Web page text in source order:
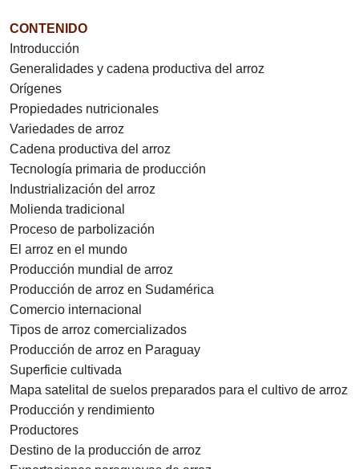
CONTENIDO
Introducción
Generalidades y cadena productiva del arroz
Orígenes
Propiedades nutricionales
Variedades de arroz
Cadena productiva del arroz
Tecnología primaria de producción
Industrialización del arroz
Molienda tradicional
Proceso de parbolización
El arroz en el mundo
Producción mundial de arroz
Producción de arroz en Sudamérica
Comercio internacional
Tipos de arroz comercializados
Producción de arroz en Paraguay
Superficie cultivada
Mapa satelital de suelos preparados para el cultivo de arroz
Producción y rendimiento
Productores
Destino de la producción de arroz